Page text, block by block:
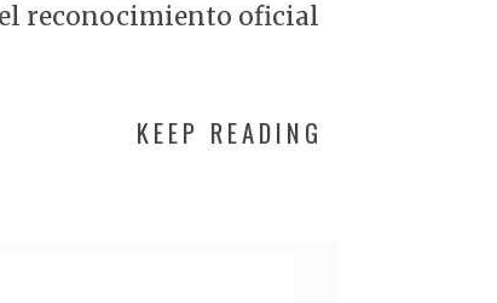
el reconocimiento oficial
KEEP READING